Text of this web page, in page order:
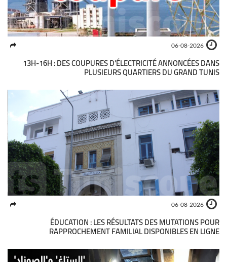
06-08-2026
13H-16H : DES COUPURES D’ÉLECTRICITÉ ANNONCÉES DANS
PLUSIEURS QUARTIERS DU GRAND TUNIS
06-08-2026
ÉDUCATION : LES RÉSULTATS DES MUTATIONS POUR
RAPPROCHEMENT FAMILIAL DISPONIBLES EN LIGNE